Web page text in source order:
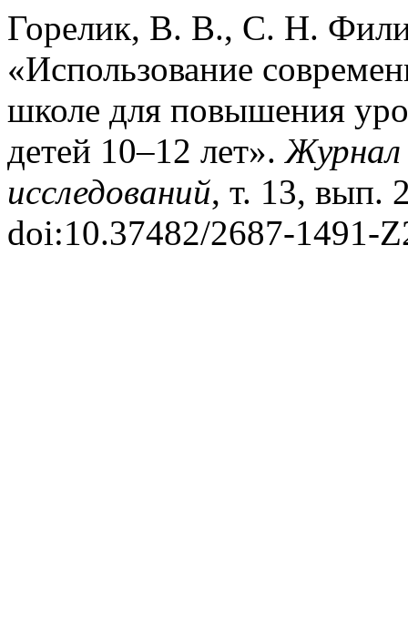
Горелик, В. В., С. Н.
«Использование
школе для повышения
детей 10–12 лет». Журнал
исследований, т. 13, вып.
doi:10.37482/2687-1491-